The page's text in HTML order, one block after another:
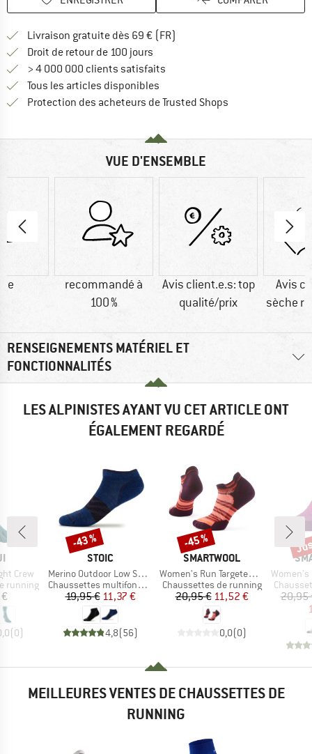
Livraison gratuite dès 69 € (FR)
Droit de retour de 100 jours
> 4 000 000 clients satisfaits
Tous les articles disponibles
Protection des acheteurs de Trusted Shops
VUE D'ENSEMBLE
recommandé à
100 %
Avis client.e.s: top
qualité/prix
Avis
sèche
RENSEIGNEMENTS MATÉRIEL ET
FONCTIONNALITÉS
LES ALPINISTES AYANT VU CET ARTICLE ONT
ÉGALEMENT REGARDÉ
Crew
running
(0)
MARQUE
STOIC
Article
Merino Outdoor Low Socks Tech
Product group
Chaussettes multifonctions
Prix
19,95 €Prix réduit
11,37 €
4,8(56)
Remise
-43 %
MARQUE
SMARTWOOL
Article
Women's Run Targeted Cushion Stripe Low Ankle
Product group
Chaussettes de running
Prix
20,95 €Prix réduit
11,52 €
0,0(0)
Remise
-45 %
Article
Women's Run Zero
Product
20,95
MEILLEURES VENTES DE CHAUSSETTES DE
RUNNING